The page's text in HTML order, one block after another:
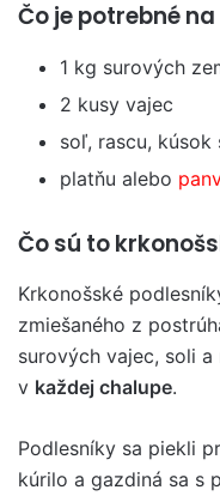
Čo je potrebné
1 kg surových
2 kusy vajec
soľ, rascu,
platňu alebo
Čo sú to
Krkonošské
zmiešaného z
surových vajec, soli
v každej chalupe.
Podlesníky sa piekli
kúrilo a gazdiná sa s